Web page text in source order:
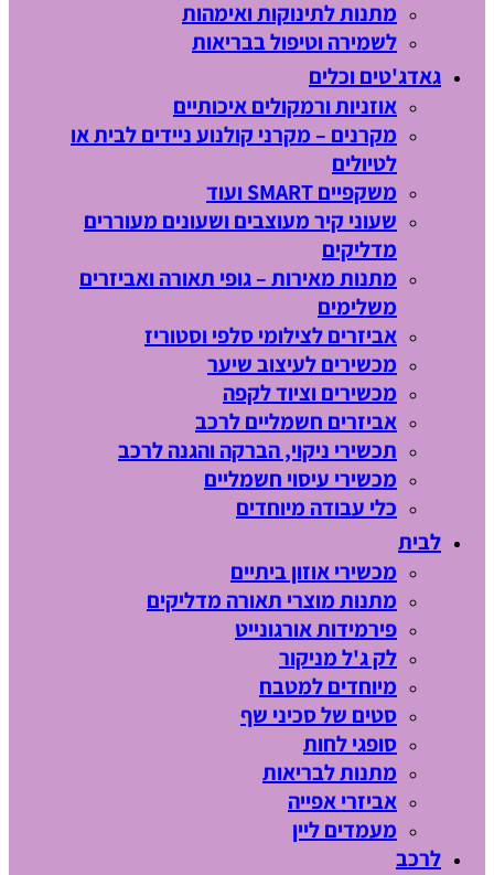
מתנות לתינוקות ואימהות
לשמירה וטיפול בבריאות
גאדג'טים וכלים
אוזניות ורמקולים איכותיים
מקרנים – מקרני קולנוע ניידים לבית או
לטיולים
משקפיים SMART ועוד
שעוני קיר מעוצבים ושעונים מעוררים
מדליקים
מתנות מאירות – גופי תאורה ואביזרים
משלימים
אביזרים לצילומי סלפי וסטוריז
מכשירים לעיצוב שיער
מכשירים וציוד לקפה
אביזרים חשמליים לרכב
תכשירי ניקוי, הברקה והגנה לרכב
מכשירי עיסוי חשמליים
כלי עבודה מיוחדים
לבית
מכשירי אוזון ביתיים
מתנות מוצרי תאורה מדליקים
פירמידות אורגונייט
לק ג'ל מניקור
מיוחדים למטבח
סטים של סכיני שף
סופגי לחות
מתנות לבריאות
אביזרי אפייה
מעמדים ליין
לרכב